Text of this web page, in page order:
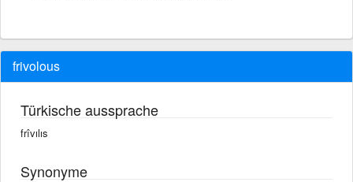
frivolous
Türkische aussprache
frîvılıs
Synonyme